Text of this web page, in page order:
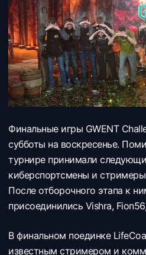
Финальные игры GWENT
субботы на воскресенье.
турнире принимали
киберспортсмены и
После отборочного этапа к
присоединились Vishra,
В финальном поединке
известным стримером и